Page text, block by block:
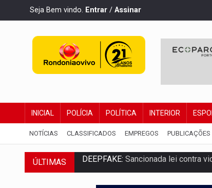
Seja Bem vindo. Entrar / Assinar
INICIAL POLÍCIA POLÍTICA INTERIOR
NOTÍCIAS CLASSIFICADOS EMPREGOS PUBLICAÇÕES
ÚLTIMAS COLEGIADO:Brasil e Rússia
URGENTE:Colisão entre caminhão